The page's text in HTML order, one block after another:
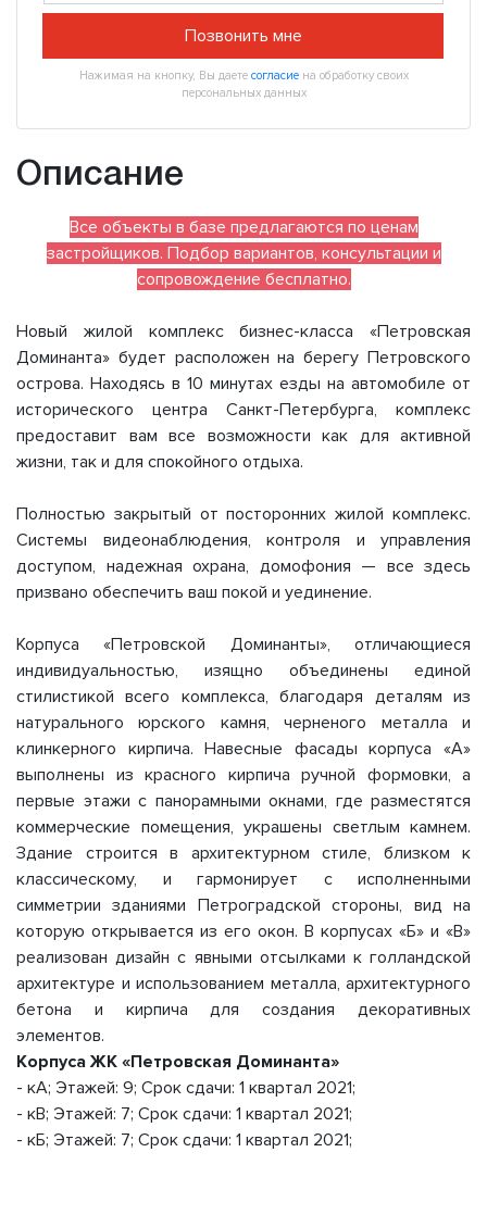
Позвонить мне
Нажимая на кнопку, Вы даете согласиена обработку своих
персональных данных
Описание
Все объекты в базе предлагаются по ценам
застройщиков. Подбор вариантов, консультации и
сопровождение бесплатно.
Новый жилой комплекс бизнес-класса «Петровская
Доминанта» будет расположен на берегу Петровского
острова. Находясь в 10 минутах езды на автомобиле от
исторического центра Санкт-Петербурга, комплекс
предоставит вам все возможности как для активной
жизни, так и для спокойного отдыха.
Полностью закрытый от посторонних жилой комплекс.
Системы видеонаблюдения, контроля и управления
доступом, надежная охрана, домофония — все здесь
призвано обеспечить ваш покой и уединение.
Корпуса «Петровской Доминанты», отличающиеся
индивидуальностью, изящно объединены единой
стилистикой всего комплекса, благодаря деталям из
натурального юрского камня, черненого металла и
клинкерного кирпича. Навесные фасады корпуса «А»
выполнены из красного кирпича ручной формовки, а
первые этажи с панорамными окнами, где разместятся
коммерческие помещения, украшены светлым камнем.
Здание строится в архитектурном стиле, близком к
классическому, и гармонирует с исполненными
симметрии зданиями Петроградской стороны, вид на
которую открывается из его окон. В корпусах «Б» и «В»
реализован дизайн с явными отсылками к голландской
архитектуре и использованием металла, архитектурного
бетона и кирпича для создания декоративных
элементов.
Корпуса ЖК «Петровская Доминанта»
- кА; Этажей: 9; Срок сдачи: 1 квартал 2021;
- кВ; Этажей: 7; Срок сдачи: 1 квартал 2021;
- кБ; Этажей: 7; Срок сдачи: 1 квартал 2021;